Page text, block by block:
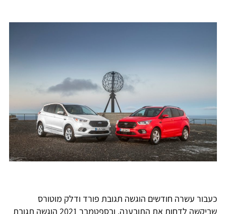
כעבור עשרה חודשים הוגשה תגובת פורד ודלק מוטורס
שביקשה לדחות את התובענה, ובספטמבר 2021 הוגשה תגובת